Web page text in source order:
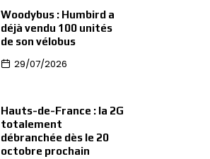
Woodybus : Humbird a
déjà vendu 100 unités
de son vélobus
29/07/2026
Hauts-de-France : la 2G
totalement
débranchée dès le 20
octobre prochain